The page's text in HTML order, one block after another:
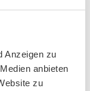
Anzeigen zu
anbieten
zu